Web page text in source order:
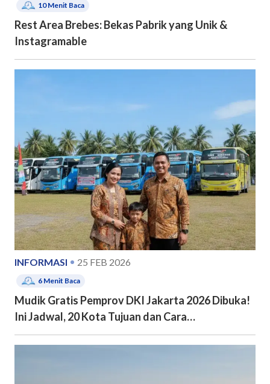
10Menit Baca
Rest Area Brebes: Bekas Pabrik yang Unik &
Instagramable
INFORMASI 25 FEB 2026
6 Menit Baca
Mudik Gratis Pemprov DKI Jakarta 2026 Dibuka!
Ini Jadwal, 20 Kota Tujuan dan Cara
Pendaftarannya